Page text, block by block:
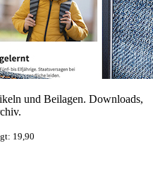
und Beilagen. Downloads,
19,90